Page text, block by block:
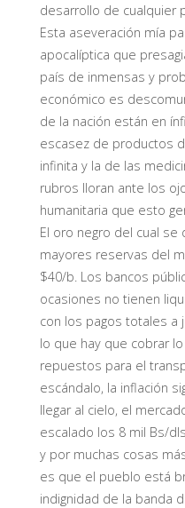
desarrollo de cualquier
Esta aseveración mía
apocalíptica que
país de inmensas y
económico es
de la nación están en
escasez de productos
infinita y la de las
rubros lloran ante los
humanitaria que esto
El oro negro del cual
mayores reservas del
$40/b. Los bancos
ocasiones no tienen
con los pagos totales a
lo que hay que cobrar
repuestos para el
escándalo, la inflación
llegar al cielo, el
escalado los 8 mil Bs/
y por muchas cosas
es que el pueblo está
indignidad de la banda